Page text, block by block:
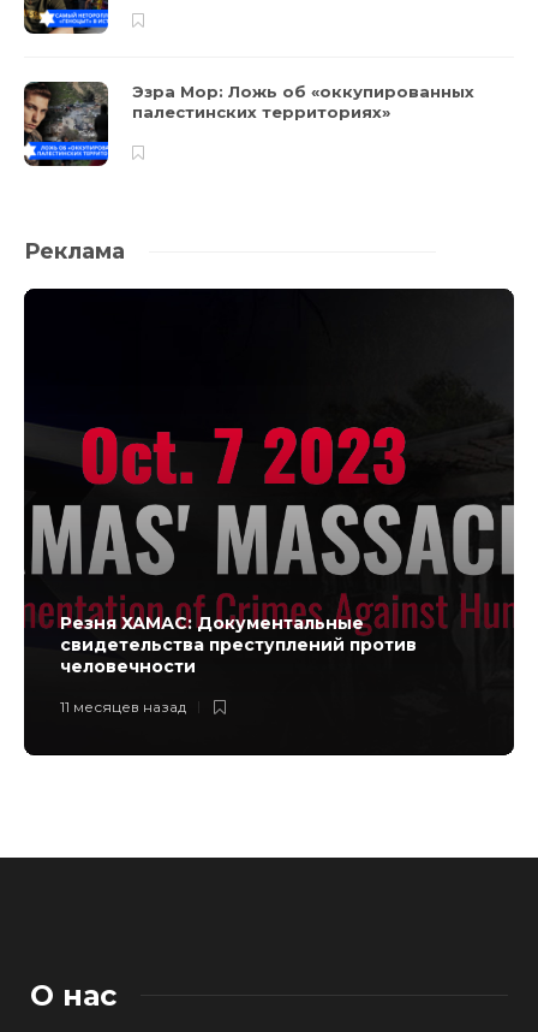
Эзра Мор: Ложь об «оккупированных
палестинских территориях»
Реклама
Резня ХАМАС: Документальные
свидетельства преступлений против
человечности
11 месяцев назад
О нас